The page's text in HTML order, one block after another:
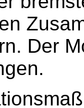
Der